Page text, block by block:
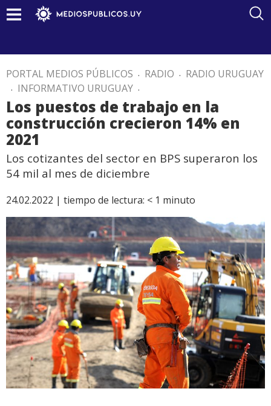
PORTAL MEDIOS PÚBLICOS . RADIO . RADIO URUGUAY
. INFORMATIVO URUGUAY .
Los puestos de trabajo en la
construcción crecieron 14% en
2021
Los cotizantes del sector en BPS superaron los
54 mil al mes de diciembre
24.02.2022 | tiempo de lectura: < 1 minuto